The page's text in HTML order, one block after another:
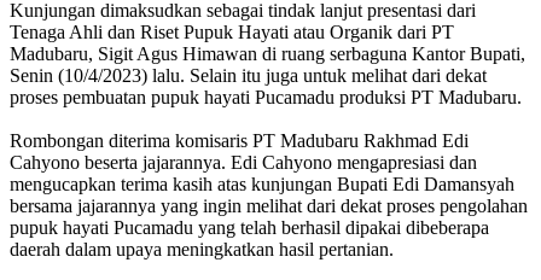
Kunjungan dimaksudkan sebagai tindak lanjut presentasi dari
Tenaga Ahli dan Riset Pupuk Hayati atau Organik dari PT
Madubaru, Sigit Agus Himawan di ruang serbaguna Kantor Bupati,
Senin (10/4/2023) lalu. Selain itu juga untuk melihat dari dekat
proses pembuatan pupuk hayati Pucamadu produksi PT Madubaru.
Rombongan diterima komisaris PT Madubaru Rakhmad Edi
Cahyono beserta jajarannya. Edi Cahyono mengapresiasi dan
mengucapkan terima kasih atas kunjungan Bupati Edi Damansyah
bersama jajarannya yang ingin melihat dari dekat proses pengolahan
pupuk hayati Pucamadu yang telah berhasil dipakai dibeberapa
daerah dalam upaya meningkatkan hasil pertanian.